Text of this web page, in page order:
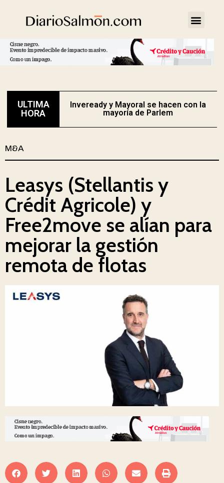
ULTIMA
HORA
Inveready y Mayoral se hacen con la
mayoría de Parlem
M&A
Leasys (Stellantis y
Crédit Agricole) y
Free2move se alían para
mejorar la gestión
remota de flotas